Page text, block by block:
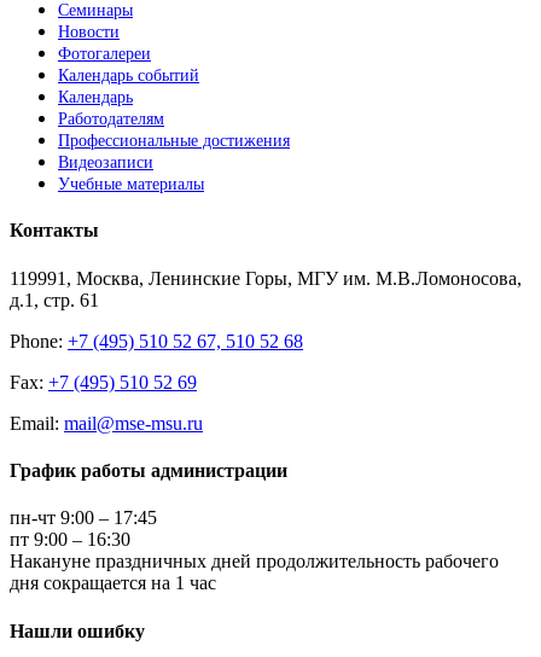
Семинары
Новости
Фотогалереи
Календарь событий
Календарь
Работодателям
Профессиональные достижения
Видеозаписи
Учебные материалы
Контакты
119991, Москва, Ленинские Горы, МГУ им. М.В.Ломоносова,
д.1, стр. 61
Phone: +7 (495) 510 52 67, 510 52 68
Fax: +7 (495) 510 52 69
Email: mail@mse-msu.ru
График работы администрации
пн-чт 9:00 – 17:45
пт 9:00 – 16:30
Накануне праздничных дней продолжительность рабочего
дня сокращается на 1 час
Нашли ошибку